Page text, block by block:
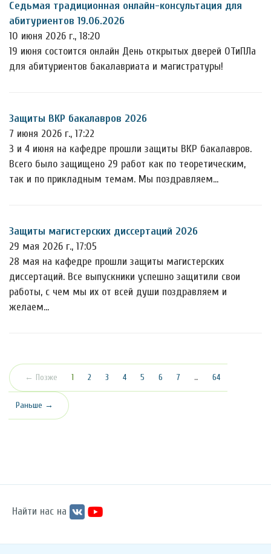
Седьмая традиционная онлайн-консультация для
абитуриентов 19.06.2026
10 июня 2026 г., 18:20
19 июня состоится онлайн День открытых дверей ОТиПЛа
для абитуриентов бакалавриата и магистратуры!
Защиты ВКР бакалавров 2026
7 июня 2026 г., 17:22
3 и 4 июня на кафедре прошли защиты ВКР бакалавров.
Всего было защищено 29 работ как по теоретическим,
так и по прикладным темам. Мы поздравляем…
Защиты магистерских диссертаций 2026
29 мая 2026 г., 17:05
28 мая на кафедре прошли защиты магистерских
диссертаций. Все выпускники успешно защитили свои
работы, с чем мы их от всей души поздравляем и
желаем…
← Позже 1 (текущая)
2 3 4 5 6 7 … 64
Раньше →
Найти нас на